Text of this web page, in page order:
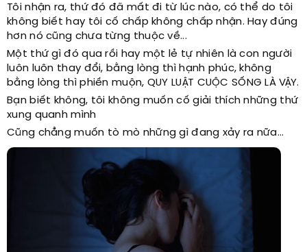
Tôi nhận ra, thứ đó đã mất đi từ lúc nào, có thể do tôi
không biết hay tôi cố chấp không chấp nhận. Hay đúng
hơn nó cũng chưa từng thuộc về...
Một thứ gì đó qua rồi hay một lẻ tự nhiên là con người
luôn luôn thay đổi, bằng lòng thì hạnh phúc, không
bằng lòng thì phiền muộn, QUY LUẬT CUỘC SỐNG LÀ VẬY.
Bạn biết không, tôi không muốn cố giải thích những thứ
xung quanh mình
Cũng chẳng muốn tò mò những gì đang xảy ra nữa...